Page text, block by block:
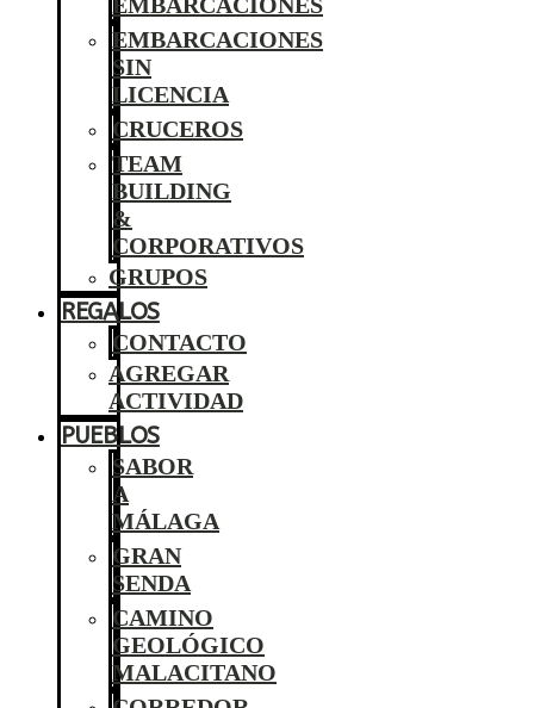
EMBARCACIONES
SIN
LICENCIA
CRUCEROS
TEAM
BUILDING
&
CORPORATIVOS
GRUPOS
REGALOS
CONTACTO
AGREGAR
ACTIVIDAD
PUEBLOS
SABOR
A
MÁLAGA
GRAN
SENDA
CAMINO
GEOLÓGICO
MALACITANO